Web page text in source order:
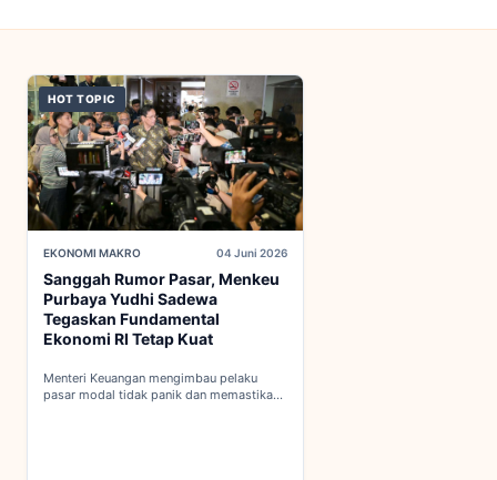
HOT TOPIC
EKONOMI MAKRO 04 Juni 2026
Sanggah Rumor Pasar, Menkeu
Purbaya Yudhi Sadewa
Tegaskan Fundamental
Ekonomi RI Tetap Kuat
Menteri Keuangan mengimbau pelaku
pasar modal tidak panik dan memastikan